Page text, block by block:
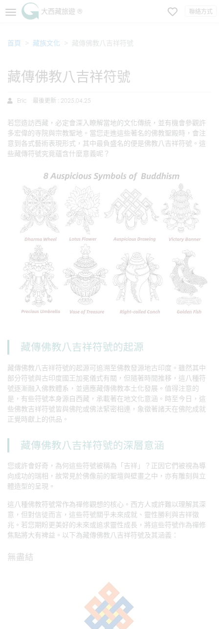
大西藏旅遊 ® 聯絡方式
首頁 藏族文化 藏傳佛教八吉祥符號
藏傳佛教八吉祥符號
Eric 最後更新 : 2025.04.25
若您造訪西藏，必定會深入瞭解當地的文化傳統，並有機會參觀許
多宏偉的寺院與宗教聖地。當您走進這些著名的佛教聖殿時，會注
意到各式藝術表現形式，其中最負盛名的便是佛教八吉祥符號。這
些藏傳符號究竟蘊含什麼意義呢？
藏傳佛教八吉祥符號的起源
藏傳佛教八吉祥符號的起源可追溯至佛教發源地古印度。雖然其中
部分符號與古印度國王加冕儀式有關，但隨著時間推移，這八種符
號逐漸融入佛教體系，並適應藏傳佛教本土化發展。值得注意的
是，有些符號本身源自西藏，承載著在地文化意涵。時至今日，這
些佛教吉祥符號皆與佛陀或佛法緊密相連，象徵著諸天在佛陀成就
正覺時獻上的供品。
藏傳佛教八吉祥符號的深層意涵
您或許會好奇，為何這些符號被稱為「吉祥」？正因它們被視為導
向成功的瑞相，故常見於佛像前的聖壇與壁畫之中，亦有雕刻與立
體造型的呈現。
這八種佛教符號常作為禪修觀想的核心。西方人或許難以理解其深
意，但對信徒而言，這些符號關乎未來成就、靈性勝利與吉祥徵
兆。若您期盼更美好的未來或追求靈性成長，將這些符號作為禪修
焦點將大有裨益。以下為藏傳佛教八吉祥符號及其涵義：
無盡結